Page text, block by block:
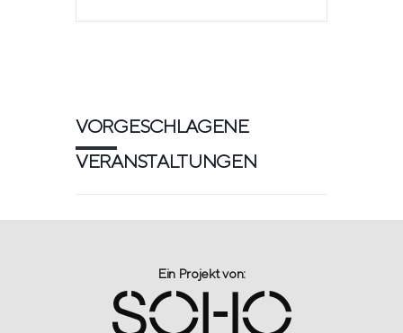
VORGESCHLAGENE
VERANSTALTUNGEN
Ein Projekt von:​